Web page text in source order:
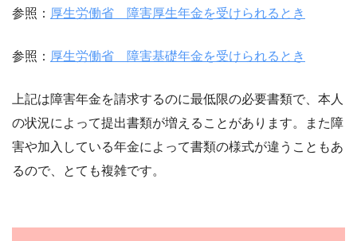
参照： 厚生労働省 障害厚生年金を受けられるとき
参照： 厚生労働省 障害基礎年金を受けられるとき
上記は障害年金を請求するのに最低限の必要書類で、本人
の状況によって提出書類が増えることがあります。また障
害や加入している年金によって書類の様式が違うこともあ
るので、とても複雑です。